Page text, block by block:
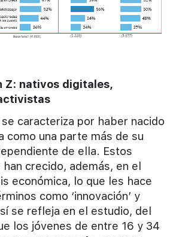
Z: nativos digitales,
caracteriza por haber nacido
como una parte más de su
de ella. Estos
crecido, además, en el
económica, lo que les hace
como ‘innovación’ y
se refleja en el estudio, del
los jóvenes de entre 16 y 34